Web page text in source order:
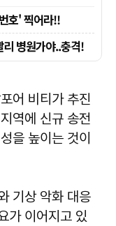
어 비티가 추진
역에 신규 송전
을 높이는 것이
기상 악화 대응
가 이어지고 있